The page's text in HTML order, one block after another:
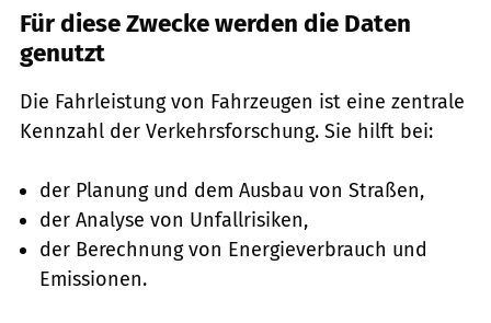
Für diese Zwecke werden die Daten
genutzt
Die Fahrleistung von Fahrzeugen ist eine zentrale
Kennzahl der Verkehrsforschung. Sie hilft bei:
der Planung und dem Ausbau von Straßen,
der Analyse von Unfallrisiken,
der Berechnung von Energieverbrauch und
Emissionen.